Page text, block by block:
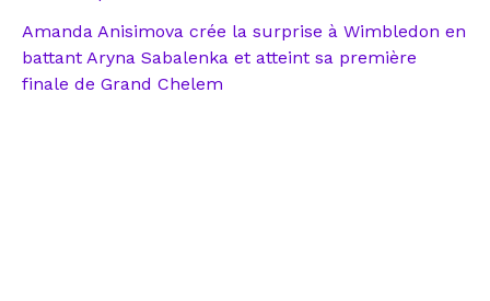
Amanda Anisimova crée la surprise à Wimbledon en
battant Aryna Sabalenka et atteint sa première
finale de Grand Chelem